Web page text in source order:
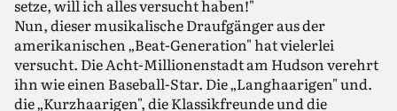
setze, will ich alles versucht haben!"
Nun, dieser musikalische Draufgänger aus der
amerikanischen „Beat-Generation" hat vielerlei
versucht. Die Acht-Millionenstadt am Hudson verehrt
ihn wie einen Baseball-Star. Die „Langhaarigen" und.
die „Kurzhaarigen", die Klassikfreunde und die